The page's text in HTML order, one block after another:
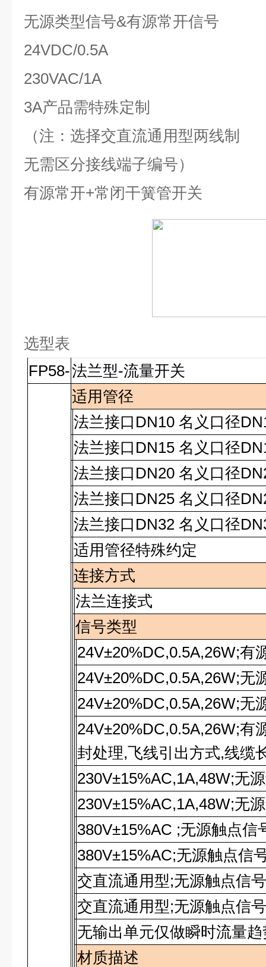
无源类型信号&有源常开信号
24VDC/0.5A
230VAC/1A
3A产品需特殊定制
（注：选择交直流通用型两线制
无需区分接线端子编号）
有源常开+常闭干簧管开关
选型表
FP58-法兰型-流量开关
适用管径
法兰接口 DN10 名义口径
法兰接口 DN15 名义口径
法兰接口 DN20 名义口径
法兰接口 DN25 名义口径
法兰接口 DN32 名义口径
适用管径特殊约定
连接方式
法兰连接式
信号类型
24V±20%DC,0.5A,26W;有
24V±20%DC,0.5A,26W;无
24V±20%DC,0.5A,26W;无
24V±20%DC,0.5A,26W;有
封处理,飞线引出方式,线缆
230V±15%AC,1A,48W;无
230V±15%AC,1A,48W;无
380V±15%AC ;无源触点信
380V±15%AC;无源触点信
交直流通用型;无源触点信
交直流通用型;无源触点信
无输出单元仅做瞬时流量
材质描述